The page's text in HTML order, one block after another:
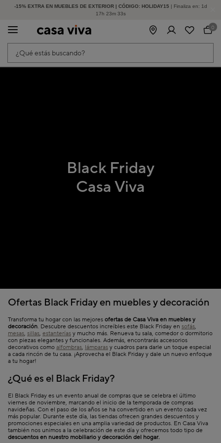
-15% EXTRA EN MUEBLES DE EXTERIOR | CÓDIGO: HOLIDAY15 | Finaliza en: 1d
17h 23m 33s
HASTA -60% DE DESCUENTO | SEGUNDAS REBAJAS
¿Qué estás buscando?
0
Black Friday
Casa Viva
Ofertas Black Friday en muebles y decoración
Transforma tu hogar con las mejores ofertas de Casa Viva en muebles y
decoración. Descubre descuentos increíbles este Black Friday en sofás,
mesas, sillas, estanterías y mucho más. Renueva tu sala, comedor o dormitorio
con piezas elegantes y funcionales. Además, encontrarás accesorios
decorativos como alfombras, lámparas y cuadros para darle un toque especial
a cada rincón de tu casa. ¡Aprovecha el Black Friday y dale un nuevo enfoque
a tu hogar!
¿Qué es el Black Friday?
El Black Friday es un evento anual de compras que se celebra el último
viernes de noviembre, marcando el inicio de la temporada de compras
navideñas. Con el paso de los años se ha convertido en un evento cada vez
más popular. Durante este día, las tiendas ofrecen grandes descuentos y
promociones especiales en una amplia variedad de productos. En Casa Viva
también nos unimos a la celebración de este día y ofrecemos todo tipo de
descuentos en nuestro mobiliario y decoración del hogar.